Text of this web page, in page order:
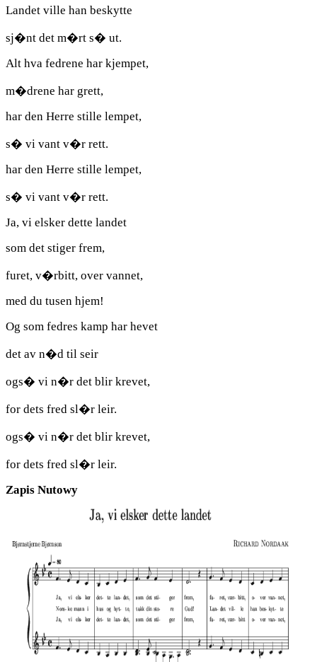
Landet ville han beskytte
sj�nt det m�rt s� ut.
Alt hva fedrene har kjempet,
m�drene har grett,
har den Herre stille lempet,
s� vi vant v�r rett.
har den Herre stille lempet,
s� vi vant v�r rett.
Ja, vi elsker dette landet
som det stiger frem,
furet, v�rbitt, over vannet,
med du tusen hjem!
Og som fedres kamp har hevet
det av n�d til seir
ogs� vi n�r det blir krevet,
for dets fred sl�r leir.
ogs� vi n�r det blir krevet,
for dets fred sl�r leir.
Zapis Nutowy